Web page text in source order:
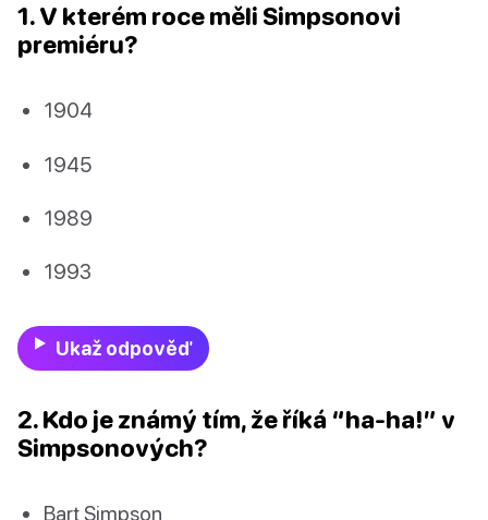
1. V kterém roce měli Simpsonovi
premiéru?
1904
1945
1989
1993
Ukaž odpověď
2. Kdo je známý tím, že říká “ha-ha!” v
Simpsonových?
Bart Simpson